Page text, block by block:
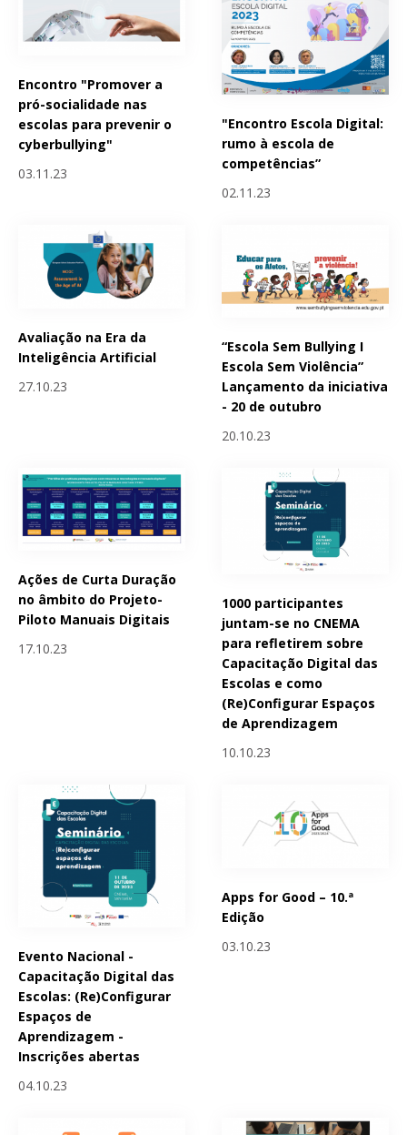
Encontro "Promover a
pró-socialidade nas
escolas para prevenir o
cyberbullying"
03.11.23
"Encontro Escola Digital:
rumo à escola de
competências”
02.11.23
Avaliação na Era da
Inteligência Artificial
27.10.23
“Escola Sem Bullying I
Escola Sem Violência”
Lançamento da iniciativa
- 20 de outubro
20.10.23
Ações de Curta Duração
no âmbito do Projeto-
Piloto Manuais Digitais
17.10.23
1000 participantes
juntam-se no CNEMA
para refletirem sobre
Capacitação Digital das
Escolas e como
(Re)Configurar Espaços
de Aprendizagem
10.10.23
Evento Nacional -
Capacitação Digital das
Escolas: (Re)Configurar
Espaços de
Aprendizagem -
Inscrições abertas
04.10.23
Apps for Good – 10.ª
Edição
03.10.23